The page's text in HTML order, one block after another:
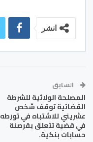
انشر
السابق
المصلحة الولائية للشرطة
القضائية توقف شخص
عشريني للاشتباه في تورطه
في قضية تتعلق بقرصنة
حسابات بنكية.